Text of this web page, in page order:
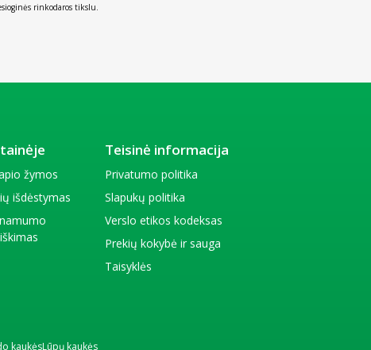
rinkodaros tikslu.
žymos
išdėstymas
Teisinė informacija
Privatumo politika
Slapukų politika
Verslo etikos kodeksas
Prekių kokybė ir sauga
Taisyklės
kaukėsLūpų kaukės